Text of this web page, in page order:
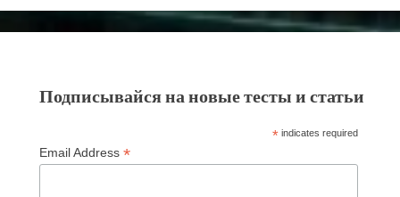
Подписывайся на новые тесты и статьи
* indicates required
Email Address *